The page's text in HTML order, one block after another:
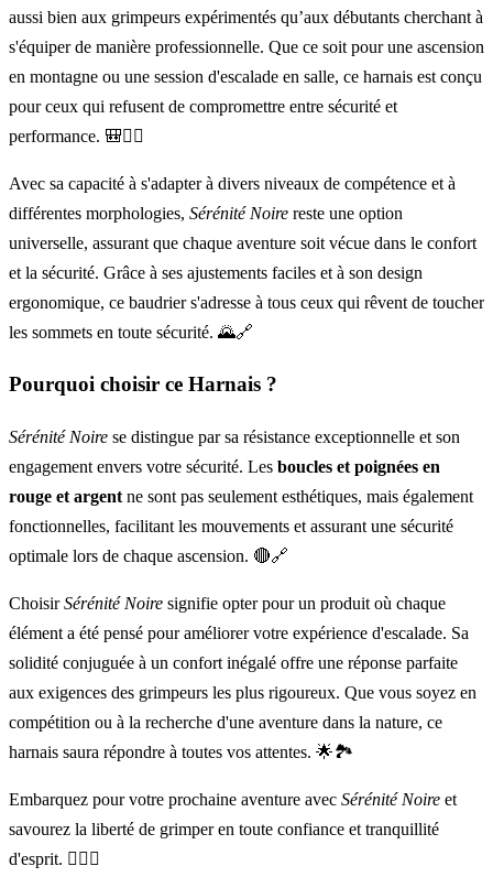
aussi bien aux grimpeurs expérimentés qu’aux débutants cherchant à
s'équiper de manière professionnelle. Que ce soit pour une ascension
en montagne ou une session d'escalade en salle, ce harnais est conçu
pour ceux qui refusent de compromettre entre sécurité et
performance. 🎒🧗‍♂️
Avec sa capacité à s'adapter à divers niveaux de compétence et à
différentes morphologies, Sérénité Noire reste une option
universelle, assurant que chaque aventure soit vécue dans le confort
et la sécurité. Grâce à ses ajustements faciles et à son design
ergonomique, ce baudrier s'adresse à tous ceux qui rêvent de toucher
les sommets en toute sécurité. 🌄🔗
Pourquoi choisir ce Harnais ?
Sérénité Noire se distingue par sa résistance exceptionnelle et son
engagement envers votre sécurité. Les boucles et poignées en
rouge et argent ne sont pas seulement esthétiques, mais également
fonctionnelles, facilitant les mouvements et assurant une sécurité
optimale lors de chaque ascension. 🔴🔗
ChoisirSérénité Noire signifie opter pour un produit où chaque
élément a été pensé pour améliorer votre expérience d'escalade. Sa
solidité conjuguée à un confort inégalé offre une réponse parfaite
aux exigences des grimpeurs les plus rigoureux. Que vous soyez en
compétition ou à la recherche d'une aventure dans la nature, ce
harnais saura répondre à toutes vos attentes. 🌟🏞️
Embarquez pour votre prochaine aventure avec Sérénité Noire et
savourez la liberté de grimper en toute confiance et tranquillité
d'esprit. 🧗‍♀️✨